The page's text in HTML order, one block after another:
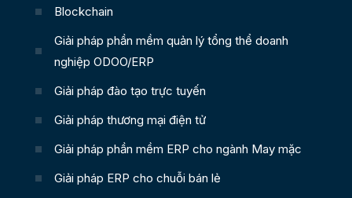
Blockchain
Giải pháp phần mềm quản lý tổng thể doanh
nghiệp ODOO/ERP
Giải pháp đào tạo trực tuyến
Giải pháp thương mại điện tử
Giải pháp phần mềm ERP cho ngành May mặc
Giải pháp ERP cho chuỗi bán lẻ